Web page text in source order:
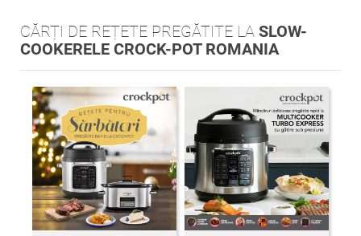
CĂRȚI DE REȚETE PREGĂTITE LASLOW-
COOKERELE CROCK-POT ROMANIA